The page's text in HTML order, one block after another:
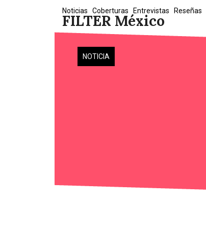
FILTER México
Noticias Coberturas Entrevistas Reseñas
NOTICIA